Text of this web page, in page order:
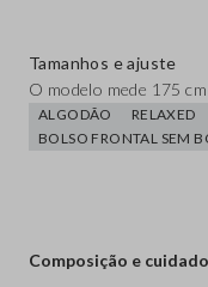
Tamanhos e ajuste
O modelo mede 175
ALGODÃO RELAXED
BOLSO FRONTAL SEM
Composição e